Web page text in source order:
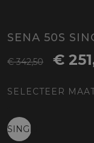
SENA 50S
€ 342,50 €
SELECTEER
SINGLE